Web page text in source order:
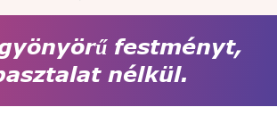
festményt,
nélkül.